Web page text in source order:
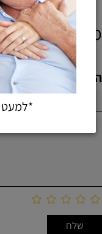
מוצרים
הוספת חוות דעת
*למעט